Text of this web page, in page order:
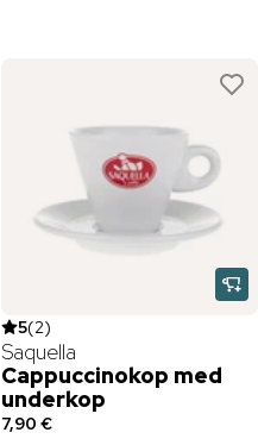
5(2)
Saquella
Cappuccinokop med
underkop
7,90 €